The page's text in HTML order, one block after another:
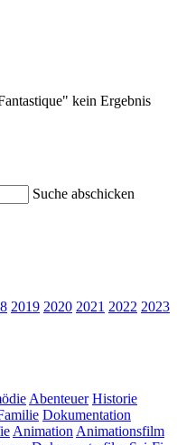
kein Ergebnis
Suche abschicken
2019 2020 2021 2022 2023
Abenteuer Historie
Dokumentation
Animation Animationsfilm